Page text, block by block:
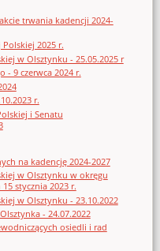
trwania kadencji 2024-
2025 r.
w Olsztynku - 25.05.2025 r
- 9 czerwca 2024 r.
r.
i Senatu
na kadencję 2024-2027
w Olsztynku w okręgu
stycznia 2023 r.
w Olsztynku - 23.10.2022
- 24.07.2022
osiedli i rad